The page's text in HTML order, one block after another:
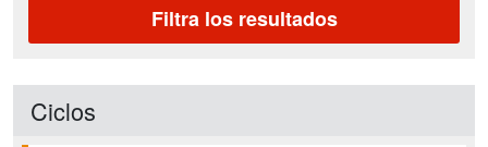
Filtra los resultados
Ciclos